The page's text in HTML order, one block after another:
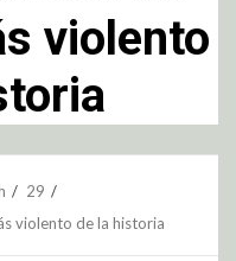
violento
29
violento de la historia